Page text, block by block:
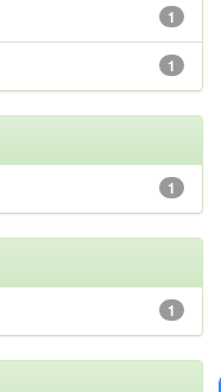
1
1
1
1